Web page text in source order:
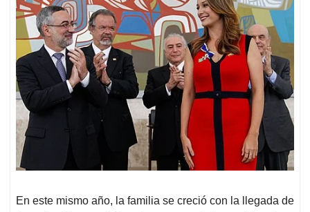
En este mismo año, la familia se creció con la llegada de